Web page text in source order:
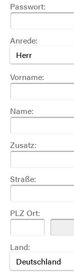
Passwort:
Anrede:
Herr
Vorname:
Name:
Zusatz:
Straße:
PLZ Ort:
Land:
Deutschland